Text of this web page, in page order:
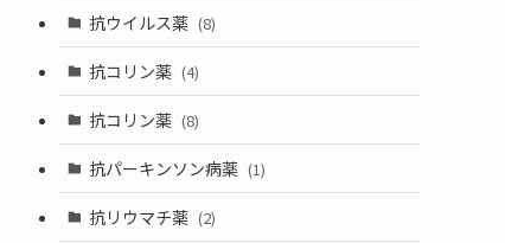
抗ウイルス薬 (8)
抗コリン薬 (4)
抗コリン薬 (8)
抗パーキンソン病薬 (1)
抗リウマチ薬 (2)